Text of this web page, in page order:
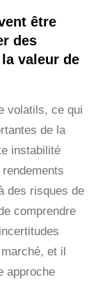
être
des
valeur de
volatils, ce qui
de la
instabilité
des risques de
comprendre
et il
approche